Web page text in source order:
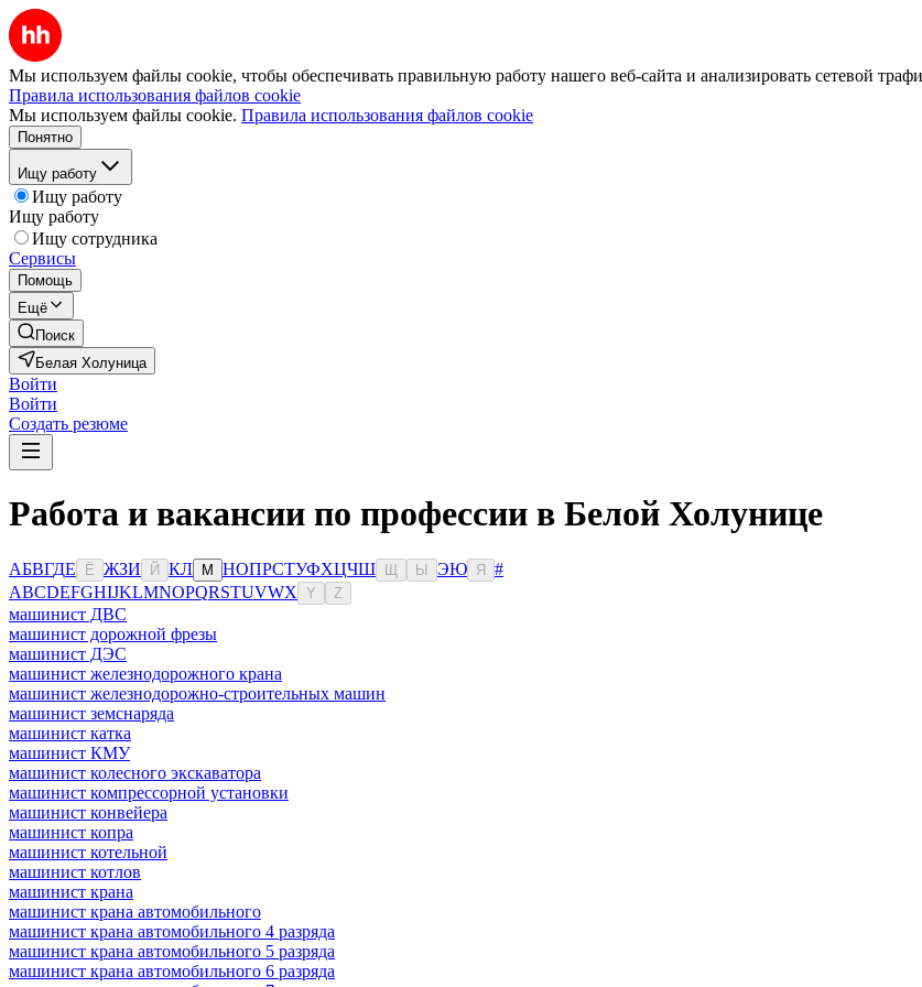
Мы используем файлы cookie, чтобы обеспечивать правильную работу нашего веб-сайта и анализировать сетевой
Правила использования файлов cookie
Мы используем файлы cookie. Правила использования файлов cookie
Понятно
Ищу работу
Ищу работу
Ищу работу
Ищу сотрудника
Сервисы
Помощь
Ещё
Поиск
Белая Холуница
Войти
Войти
Создать резюме
Работа и вакансии по профессии в Белой Холунице
АБВГДЕ Ё ЖЗИ Й КЛ М НОПРСТУФХЦЧШ Ы ЭЮ Я
#
ABCDEFGHIJKLMNOPQRSTUVWX Y Z
машинист ДВС
машинист дорожной фрезы
машинист ДЭС
машинист железнодорожного крана
машинист железнодорожно-строительных машин
машинист земснаряда
машинист катка
машинист КМУ
машинист колесного экскаватора
машинист компрессорной установки
машинист конвейера
машинист копра
машинист котельной
машинист котлов
машинист крана
машинист крана автомобильного
машинист крана автомобильного 4 разряда
машинист крана автомобильного 5 разряда
машинист крана автомобильного 6 разряда